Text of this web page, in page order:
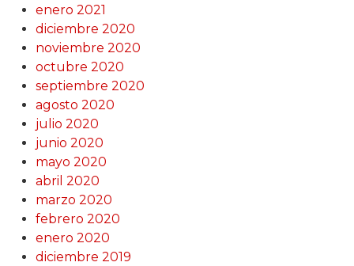
enero 2021
diciembre 2020
noviembre 2020
octubre 2020
septiembre 2020
agosto 2020
julio 2020
junio 2020
mayo 2020
abril 2020
marzo 2020
febrero 2020
enero 2020
diciembre 2019